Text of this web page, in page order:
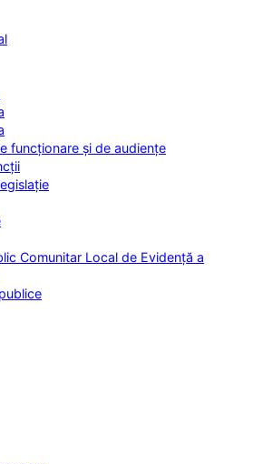
funcționare și de audiențe
Comunitar Local de Evidență a